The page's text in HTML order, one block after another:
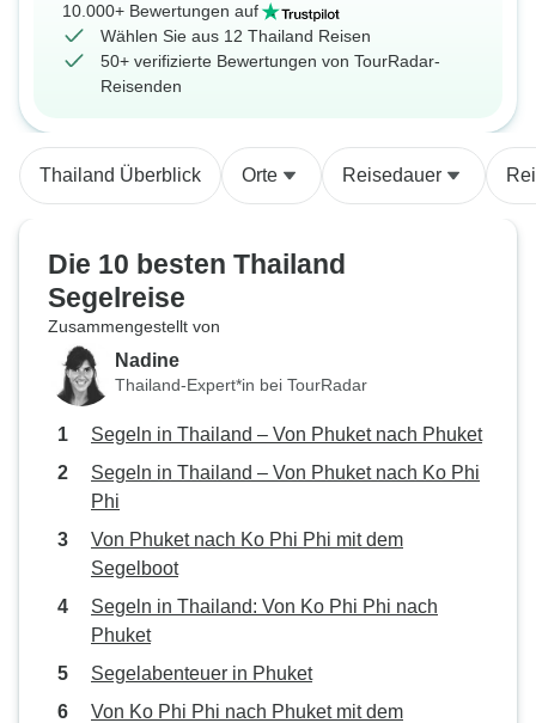
10.000+ Bewertungen auf
Wählen Sie aus 12 Thailand Reisen
50+ verifizierte Bewertungen von TourRadar-
Reisenden
Thailand Überblick Orte Reisedauer
Die 10 besten Thailand
Segelreise
Zusammengestellt von
Nadine
Thailand-Expert*in bei TourRadar
Segeln in Thailand – Von Phuket nach Phuket
Segeln in Thailand – Von Phuket nach Ko Phi
Phi
Von Phuket nach Ko Phi Phi mit dem
Segelboot
Segeln in Thailand: Von Ko Phi Phi nach
Phuket
Segelabenteuer in Phuket
Von Ko Phi Phi nach Phuket mit dem